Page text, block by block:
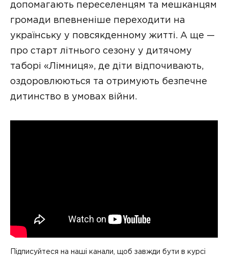
допомагають переселенцям та мешканцям
громади впевненіше переходити на
українську у повсякденному житті. А ще —
про старт літнього сезону у дитячому
таборі «Лімниця», де діти відпочивають,
оздоровлюються та отримують безпечне
дитинство в умовах війни.
Підписуйтеся на наші канали, щоб завжди бути в курсі